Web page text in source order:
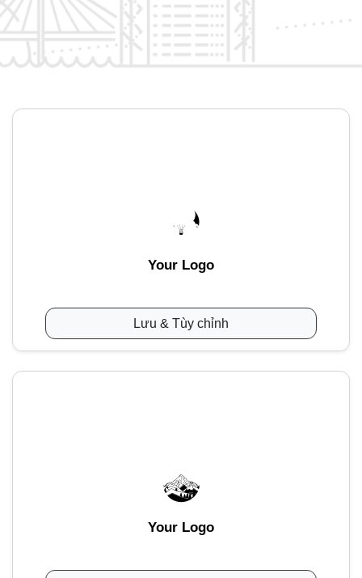
Your Logo
Lưu & Tùy chỉnh
Your Logo